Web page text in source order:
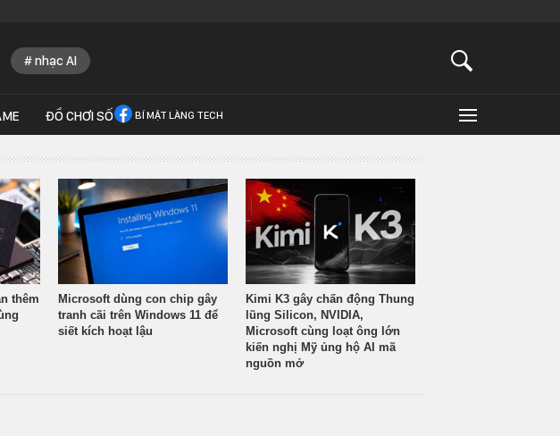
nhạc AI
ĐỒ CHƠI SỐ BÍ MẬT LÀNG TECH
thêm
Microsoft dùng con chip gây
tranh cãi trên Windows 11 để
siết kích hoạt lậu
Kimi K3 gây chấn động Thung
lũng Silicon, NVIDIA,
Microsoft cùng loạt ông lớn
kiến nghị Mỹ ủng hộ AI mã
nguồn mở